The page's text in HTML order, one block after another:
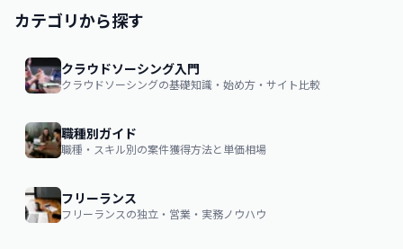
カテゴリから探す
クラウドソーシング入門
クラウドソーシングの基礎知識・始め方・サイト比較
職種別ガイド
職種・スキル別の案件獲得方法と単価相場
フリーランス
フリーランスの独立・営業・実務ノウハウ